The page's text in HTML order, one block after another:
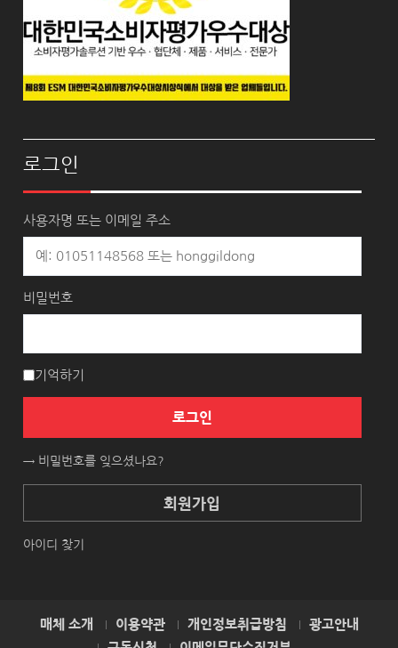
로그인
사용자명 또는 이메일 주소
비밀번호
기억하기
로그인
→ 비밀번호를 잊으셨나요?
회원가입
아이디 찾기
매체 소개 이용약관 개인정보취급방침
광고안내